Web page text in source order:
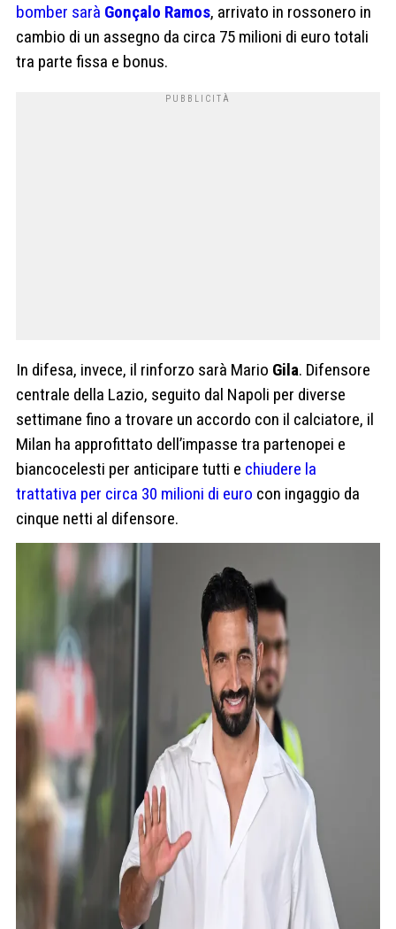
bomber sarà Gonçalo Ramos, arrivato in rossonero in
cambio di un assegno da circa 75 milioni di euro totali
tra parte fissa e bonus.
In difesa, invece, il rinforzo sarà Mario Gila. Difensore
centrale della Lazio, seguito dal Napoli per diverse
settimane fino a trovare un accordo con il calciatore, il
Milan ha approfittato dell’impasse tra partenopei e
biancocelesti per anticipare tutti e chiudere la
trattativa per circa 30 milioni di euro con ingaggio da
cinque netti al difensore.